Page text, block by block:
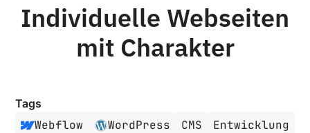
Individuelle Webseiten
mit Charakter
Tags
Webflow WordPress CMS
Entwicklung